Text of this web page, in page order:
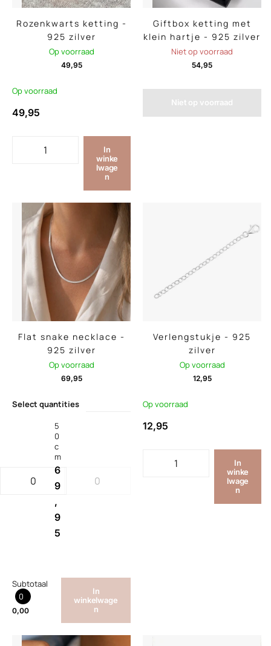
Rozenkwarts ketting -
925 zilver
Op voorraad
49,95
Op voorraad
49,95
In
winke
lwage
n
Giftbox ketting met
klein hartje - 925 zilver
Niet op voorraad
54,95
Niet op voorraad
Flat snake necklace -
925 zilver
Op voorraad
69,95
Select quantities
5
0
c
m
6
9
,
9
5
Subtotaal
0
0,00
In
winkelwage
n
Verlengstukje - 925
zilver
Op voorraad
12,95
Op voorraad
12,95
In
winke
lwage
n